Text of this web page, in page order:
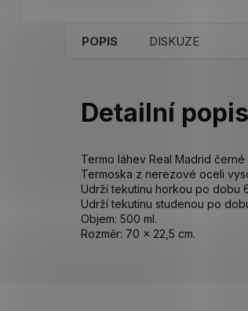
POPIS DISKUZE
Detailní
Termo láhev Real Madrid černé
Termoska z nerezové oceli
Udrží tekutinu horkou po dobu
Udrží tekutinu studenou po
Objem: 500 ml.
Rozměr: 70 x 22,5 cm.